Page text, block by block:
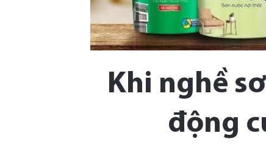
Khi nghề
động